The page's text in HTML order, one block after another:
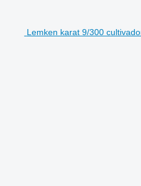
Lemken karat 9/300